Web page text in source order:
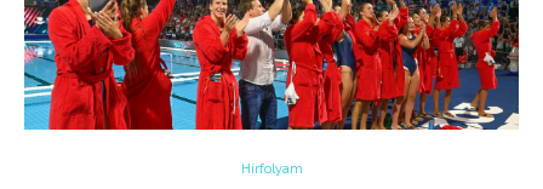
Hírfolyam